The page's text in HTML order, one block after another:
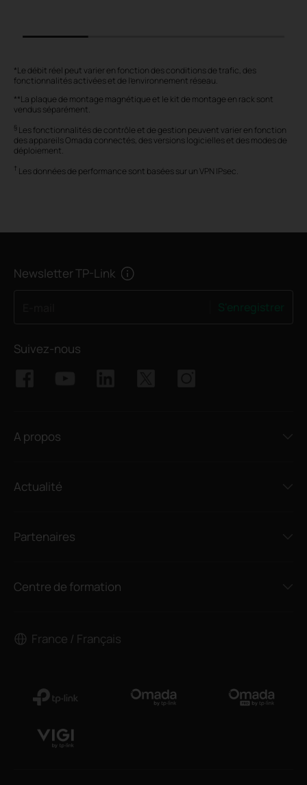
*Le débit réel peut varier en fonction des conditions de trafic, des
fonctionnalités activées et de l'environnement réseau.
**La plaque de montage magnétique et le kit de montage en rack sont
vendus séparément.
§ Les fonctionnalités de contrôle et de gestion peuvent varier en fonction
des appareils Omada connectés, des versions logicielles et des modes de
déploiement.
† Les données de performance sont basées sur un VPN IPsec.
Newsletter TP-Link
Suivez-nous
A propos
Actualité
Partenaires
Centre de formation
France / Français